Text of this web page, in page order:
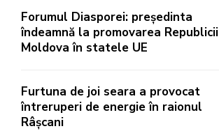
Forumul Diasporei: președinta
îndeamnă la promovarea Republicii
Moldova în statele UE
Furtuna de joi seara a provocat
întreruperi de energie în raionul
Râșcani